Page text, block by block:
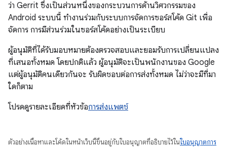
ว่า Gerrit ซึ่งเป็นส่วนหนึ่งของกระบวนการด้านวิศวกรรมของ
Android ระบบนี้ ทำงานร่วมกับระบบการจัดการซอร์สโค้ด Git เพื่อ
จัดการ การมีส่วนร่วมในซอร์สโค้ดอย่างเป็นระเบียบ
ผู้อนุมัติที่ได้รับมอบหมายต้องตรวจสอบและยอมรับการเปลี่ยนแปลง
ที่เสนอทั้งหมด โดยปกติแล้ว ผู้อนุมัติจะเป็นพนักงานของ Google
แต่ผู้อนุมัติคนเดียวกันจะ รับผิดชอบต่อการส่งทั้งหมด ไม่ว่าจะมีที่มา
ใดก็ตาม
โปรดดูรายละเอียดที่หัวข้อการส่งแพตช์
ตัวอย่างเนื้อหาและโค้ดในหน้าเว็บนี้ขึ้นอยู่กับใบอนุญาตที่อธิบายไว้ในใบอนุญาตการ